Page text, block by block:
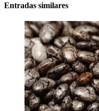
Entradas similares